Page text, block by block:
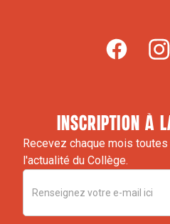
inscription à
Recevez chaque mois
l'actualité du Collège.